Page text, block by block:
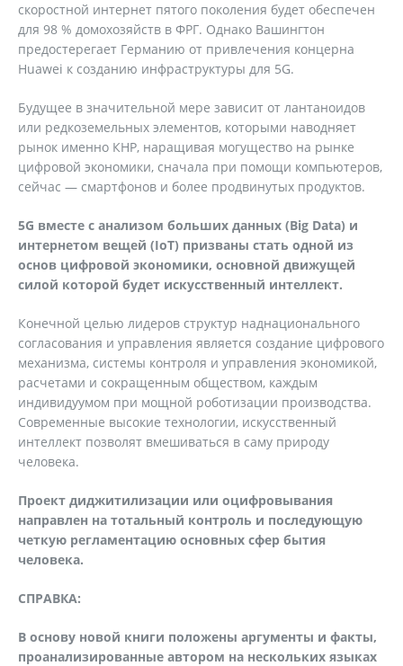
скоростной интернет пятого поколения будет обеспечен
для 98 % домохозяйств в ФРГ. Однако Вашингтон
предостерегает Германию от привлечения концерна
Huawei к созданию инфраструктуры для 5G.
Будущее в значительной мере зависит от лантаноидов
или редкоземельных элементов, которыми наводняет
рынок именно КНР, наращивая могущество на рынке
цифровой экономики, сначала при помощи компьютеров,
сейчас — смартфонов и более продвинутых продуктов.
5G вместе с анализом больших данных (Big Data) и
интернетом вещей (IoT) призваны стать одной из
основ цифровой экономики, основной движущей
силой которой будет искусственный интеллект.
Конечной целью лидеров структур наднационального
согласования и управления является создание цифрового
механизма, системы контроля и управления экономикой,
расчетами и сокращенным обществом, каждым
индивидуумом при мощной роботизации производства.
Современные высокие технологии, искусственный
интеллект позволят вмешиваться в саму природу
человека.
Проект диджитилизации или оцифровывания
направлен на тотальный контроль и последующую
четкую регламентацию основных сфер бытия
человека.
СПРАВКА:
В основу новой книги положены аргументы и факты,
проанализированные автором на нескольких языках